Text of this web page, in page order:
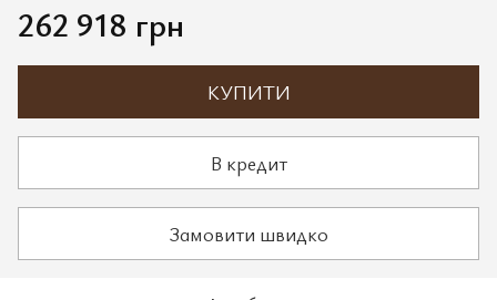
262 918 грн
КУПИТИ
В кредит
Замовити швидко